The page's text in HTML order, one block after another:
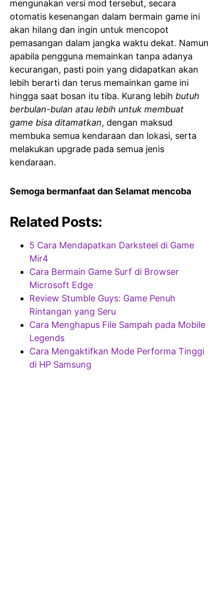
mengunakan versi mod tersebut, secara
otomatis kesenangan dalam bermain game ini
akan hilang dan ingin untuk mencopot
pemasangan dalam jangka waktu dekat. Namun
apabila pengguna memainkan tanpa adanya
kecurangan, pasti poin yang didapatkan akan
lebih berarti dan terus memainkan game ini
hingga saat bosan itu tiba. Kurang lebih butuh
berbulan-bulan atau lebih untuk membuat
game bisa ditamatkan, dengan maksud
membuka semua kendaraan dan lokasi, serta
melakukan upgrade pada semua jenis
kendaraan.
Semoga bermanfaat dan Selamat mencoba
Related Posts:
5 Cara Mendapatkan Darksteel di Game
Mir4
Cara Bermain Game Surf di Browser
Microsoft Edge
Review Stumble Guys: Game Penuh
Rintangan yang Seru
Cara Menghapus File Sampah pada Mobile
Legends
Cara Mengaktifkan Mode Performa Tinggi
di HP Samsung